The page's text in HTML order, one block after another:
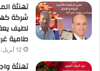
تهنئة
شركة
لطيف
طامية
12 أبريل، 2026
تهنئة